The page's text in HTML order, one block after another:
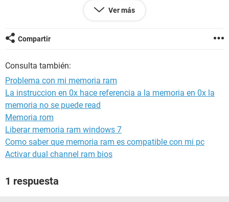
Ver más
Compartir
Consulta también:
Problema con mi memoria ram
La instruccion en 0x hace referencia a la memoria en 0x la
memoria no se puede read
Memoria rom
Liberar memoria ram windows 7
Como saber que memoria ram es compatible con mi pc
Activar dual channel ram bios
1 respuesta